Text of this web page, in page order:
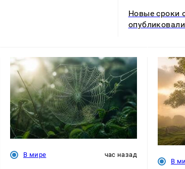
Новые сроки
В мире час назад
В